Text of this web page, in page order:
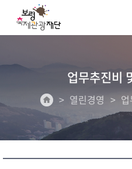
업무추진비
열린경영